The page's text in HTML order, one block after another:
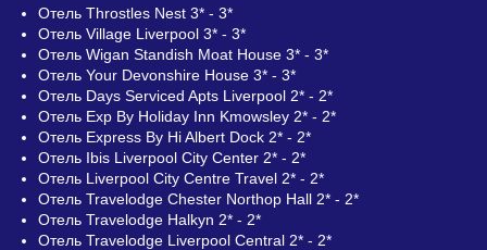
Отель Throstles Nest 3* - 3*
Отель Village Liverpool 3* - 3*
Отель Wigan Standish Moat House 3* - 3*
Отель Your Devonshire House 3* - 3*
Отель Days Serviced Apts Liverpool 2* - 2*
Отель Exp By Holiday Inn Kmowsley 2* - 2*
Отель Express By Hi Albert Dock 2* - 2*
Отель Ibis Liverpool City Center 2* - 2*
Отель Liverpool City Centre Travel 2* - 2*
Отель Travelodge Chester Northop Hall 2* - 2*
Отель Travelodge Halkyn 2* - 2*
Отель Travelodge Liverpool Central 2* - 2*